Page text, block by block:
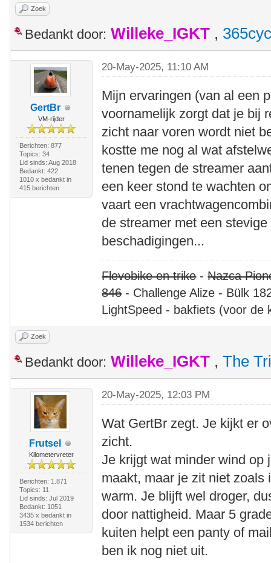
Zoek
Bedankt door: Willeke_IGKT ,
GertBr
VM-rijder
Berichten: 877
Topics: 34
Lid sinds: Aug 2018
Bedankt: 422
1010 x bedankt in
415 berichten
20-May-2025, 11:10 AM
Mijn ervaringen (van al een
voornamelijk zorgt dat je bij
zicht naar voren wordt niet
kostte me nog al wat
tenen tegen de streamer
een keer stond te wachten
vaart een
de streamer met een
beschadigingen...
Flevobike en trike-Nazca
846- Challenge Alize - Bülk
LightSpeed - bakfiets (voor de
Zoek
Bedankt door: Willeke_IGKT , The
Frutsel
Kilometervreter
Berichten: 1.871
Topics: 11
Lid sinds: Jul 2019
Bedankt: 1051
3435 x bedankt in
1534 berichten
20-May-2025, 12:03 PM
Wat GertBr zegt. Je kijkt er
zicht.
Je krijgt wat minder wind op
maakt, maar je zit niet
warm. Je blijft wel droger,
door nattigheid. Maar 5
kuiten helpt een panty of
ben ik nog niet uit.